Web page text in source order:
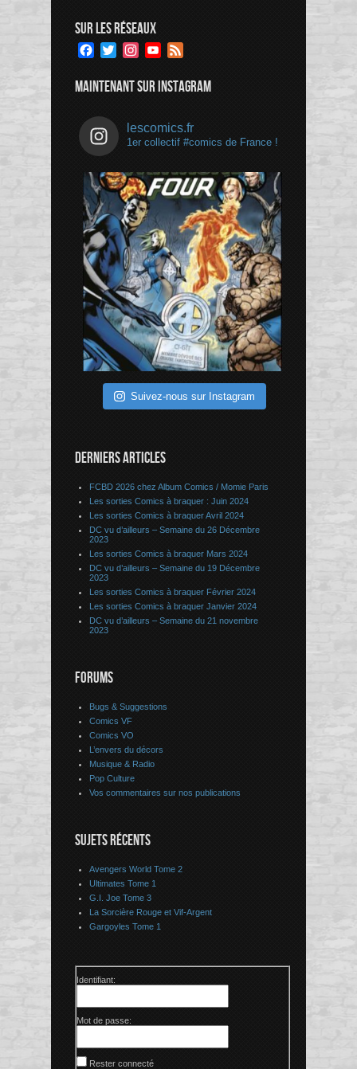
SUR LES RÉSEAUX
Facebook
TwitterInstagramYouTube
MAINTENANT SUR INSTAGRAM
lescomics.fr
1er collectif #comics de France !
Suivez-nous sur Instagram
DERNIERS ARTICLES
FCBD 2026 chez Album Comics / Momie Paris
Les sorties Comics à braquer : Juin 2024
Les sorties Comics à braquer Avril 2024
DC vu d’ailleurs – Semaine du 26 Décembre
2023
Les sorties Comics à braquer Mars 2024
DC vu d’ailleurs – Semaine du 19 Décembre
2023
Les sorties Comics à braquer Février 2024
Les sorties Comics à braquer Janvier 2024
DC vu d’ailleurs – Semaine du 21 novembre
2023
FORUMS
Bugs & Suggestions
Comics VF
Comics VO
L’envers du décors
Musique & Radio
Pop Culture
Vos commentaires sur nos publications
SUJETS RÉCENTS
Avengers World Tome 2
Ultimates Tome 1
G.I. Joe Tome 3
La Sorcière Rouge et Vif-Argent
Gargoyles Tome 1
Identifiant:
Mot de passe:
Rester connecté